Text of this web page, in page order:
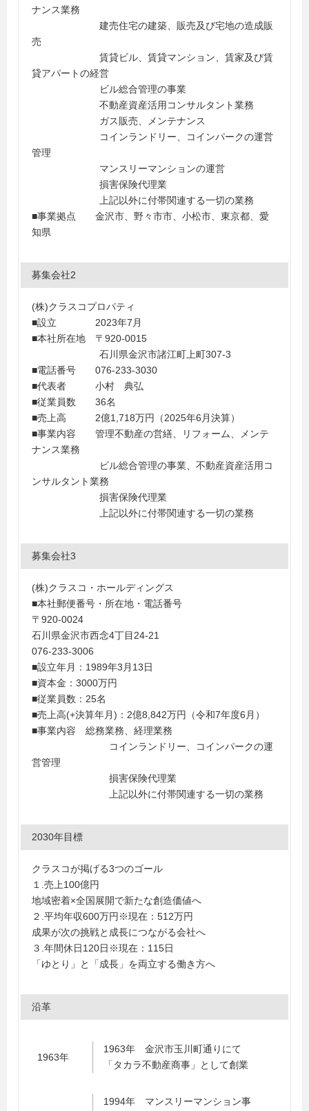
ナンス業務
建売住宅の建築、販売及び宅地の造成販
売
賃貸ビル、賃貸マンション、賃家及び賃
貸アパートの経営
ビル総合管理の事業
不動産資産活用コンサルタント業務
ガス販売、メンテナンス
コインランドリー、コインパークの運営
管理
マンスリーマンションの運営
損害保険代理業
上記以外に付帯関連する一切の業務
■事業拠点 金沢市、野々市市、小松市、東京都、愛
知県
募集会社2
(株)クラスコプロパティ
■設立 2023年7月
■本社所在地 〒920-0015
石川県金沢市諸江町上町307-3
■電話番号 076-233-3030
■代表者 小村 典弘
■従業員数 36名
■売上高 2億1,718万円（2025年6月決算）
■事業内容 管理不動産の営繕、リフォーム、メンテ
ナンス業務
ビル総合管理の事業、不動産資産活用コ
ンサルタント業務
損害保険代理業
上記以外に付帯関連する一切の業務
募集会社3
(株)クラスコ・ホールディングス
■本社郵便番号・所在地・電話番号
〒920-0024
石川県金沢市西念4丁目24-21
076-233-3006
■設立年月：1989年3月13日
■資本金：3000万円
■従業員数：25名
■売上高(+決算年月)：2億8,842万円（令和7年度6月）
■事業内容 総務業務、経理業務
コインランドリー、コインパークの運
営管理
損害保険代理業
上記以外に付帯関連する一切の業務
2030年目標
クラスコが掲げる3つのゴール
１.売上100億円
地域密着×全国展開で新たな創造価値へ
２.平均年収600万円※現在：512万円
成果が次の挑戦と成長につながる会社へ
３.年間休日120日※現在：115日
「ゆとり」と「成長」を両立する働き方へ
沿革
1963年
1963年 金沢市玉川町通りにて
「タカラ不動産商事」として創業
1994年 マンスリーマンション事